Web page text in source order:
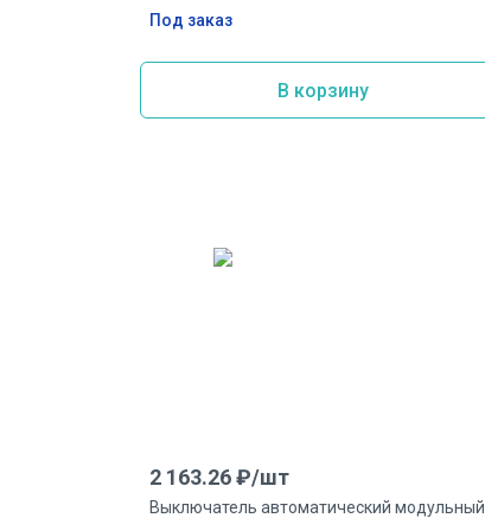
Под заказ
В корзину
2 163.26₽/шт
Выключатель автоматический модульный